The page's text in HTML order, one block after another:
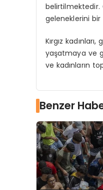
belirtilmektedir.
geleneklerini
Kırgız
yaşatmaya ve
ve kadınların
Benzer